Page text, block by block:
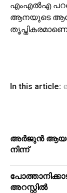
എംഎല്‍എ
ആനയുടെ
In this article:
അർജുൻ
നിന്ന്
അറസ്റ്റിൽ